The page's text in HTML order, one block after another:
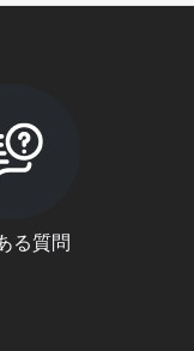
る質問